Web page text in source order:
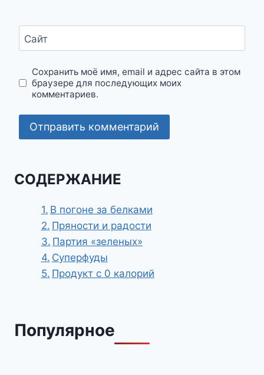
Сайт
Сохранить моё имя, email и адрес сайта в этом
браузере для последующих моих
комментариев.
СОДЕРЖАНИЕ
В погоне за белками
Пряности и радости
Партия «зеленых»
Суперфуды
Продукт с 0 калорий
Популярное